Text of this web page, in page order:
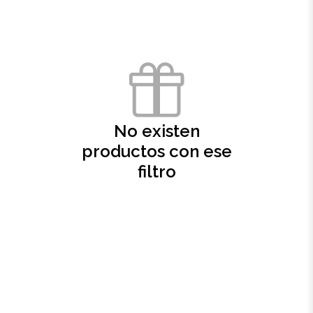
Regalos corporativosNo existen
productos con ese
filtro